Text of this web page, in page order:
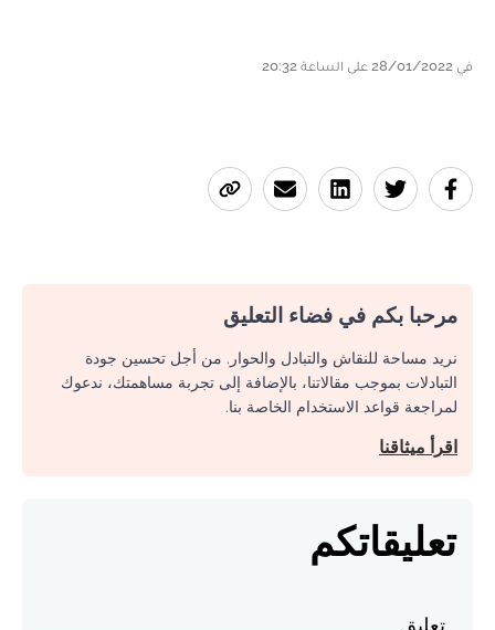
في 28/01/2022 على الساعة 20:32
مرحبا بكم في فضاء التعليق
نريد مساحة للنقاش والتبادل والحوار. من أجل تحسين جودة
التبادلات بموجب مقالاتنا، بالإضافة إلى تجربة مساهمتك، ندعوك
لمراجعة قواعد الاستخدام الخاصة بنا.
اقرأ ميثاقنا
تعليقاتكم